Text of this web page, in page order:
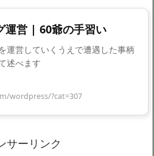
運営 | 60爺の手習い
運営していくうえで遭遇した事柄
述べます
wordpress/?cat=307
サーリンク